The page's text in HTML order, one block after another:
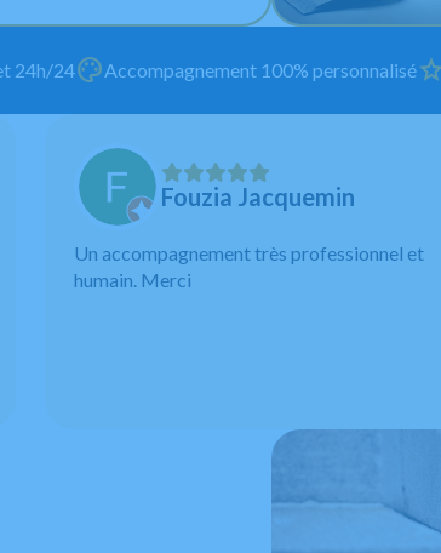
24h/24 Accompagnement 100% personnalisé
Fouzia Jacquemin
Un accompagnement très professionnel et
humain. Merci